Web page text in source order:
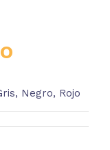
, Negro, Rojo